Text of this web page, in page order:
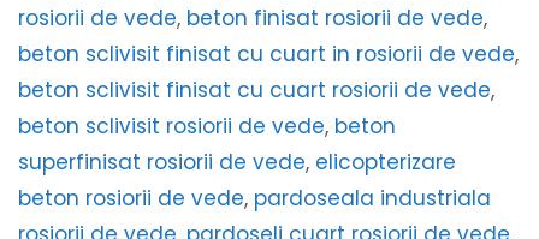
rosiorii de vede, beton finisat rosiorii de vede,
beton sclivisit finisat cu cuart in rosiorii de vede,
beton sclivisit finisat cu cuart rosiorii de vede,
beton sclivisit rosiorii de vede, beton
superfinisat rosiorii de vede, elicopterizare
beton rosiorii de vede, pardoseala industriala